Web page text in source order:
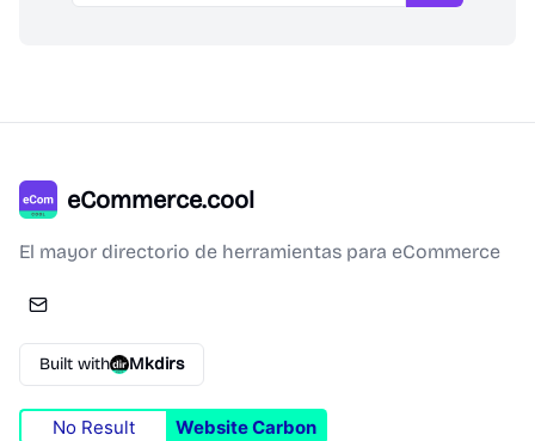
eCommerce.cool
El mayor directorio de herramientas para eCommerce
Built with Mkdirs
No Result Website Carbon